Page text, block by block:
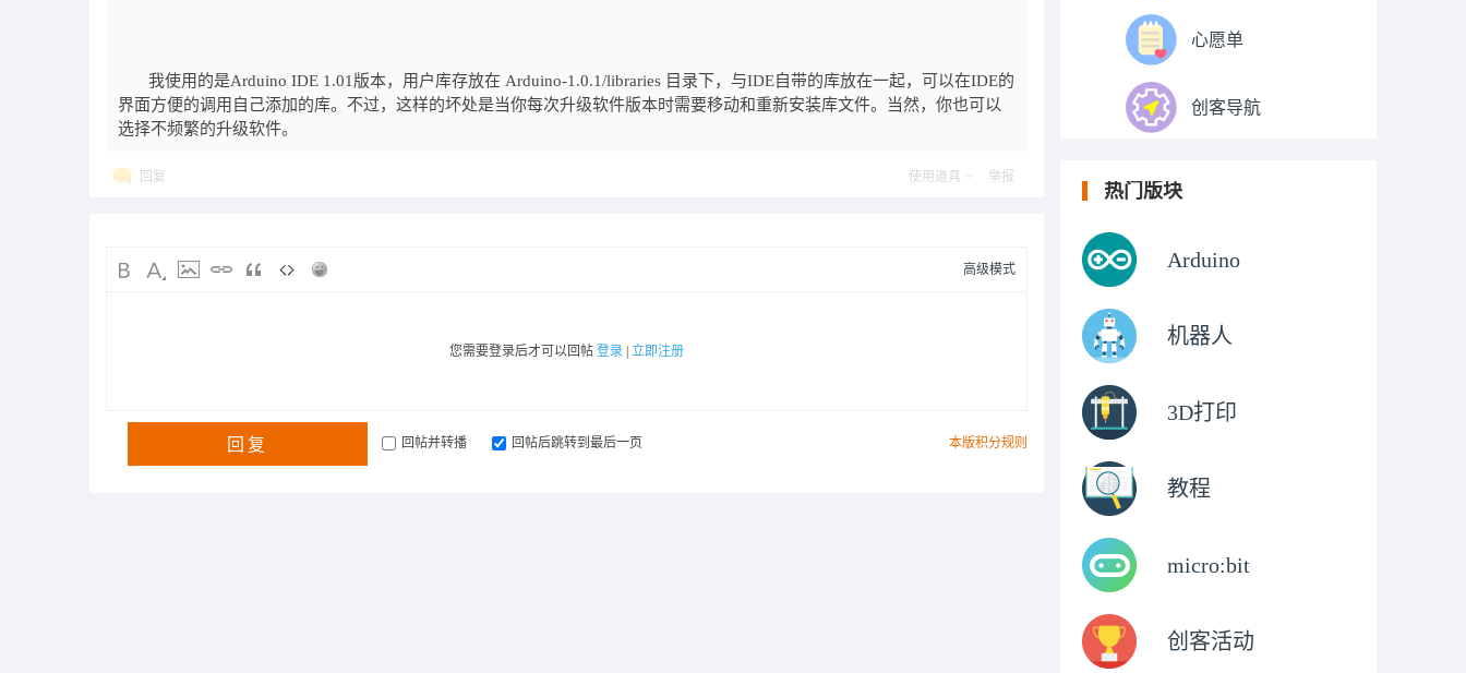
我使用的是Arduino IDE 1.01版本，用户库存放在 Arduino-1.0.1/libraries 目录下，与IDE自带的库放在一起，可以在IDE的
界面方便的调用自己添加的库。不过，这样的坏处是当你每次升级软件版本时需要移动和重新安装库文件。当然，你也可以
选择不频繁的升级软件。
回复 使用道具 举报
高级模式
您需要登录后才可以回帖 登录 立即注册
本版积分规则
回复 回帖并转播 回帖后跳转到最后一页
心愿单
创客导航
热门版块
Arduino
机器人
3D打印
教程
micro:bit
创客活动